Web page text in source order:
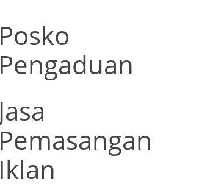
Posko
Pengaduan
Jasa
Pemasangan
Iklan